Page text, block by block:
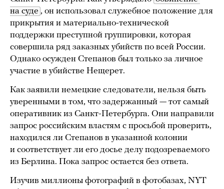
на суде , он использовал служебное положение для
прикрытия и материально-технической
поддержки преступной группировки, которая
совершила ряд заказных убийств по всей России.
Однако осужден Степанов был только за личное
участие в убийстве Нещерет.
Как заявили немецкие следователи, нельзя быть
уверенными в том, что задержанный — тот самый
оперативник из Санкт-Петербурга. Они направили
запрос российским властям с просьбой проверить,
находился ли Степанов в указанной колонии
и соответствует ли его досье делу подозреваемого
из Берлина. Пока запрос остается без ответа.
Изучив миллионы фотографий в фотобазах, NYT